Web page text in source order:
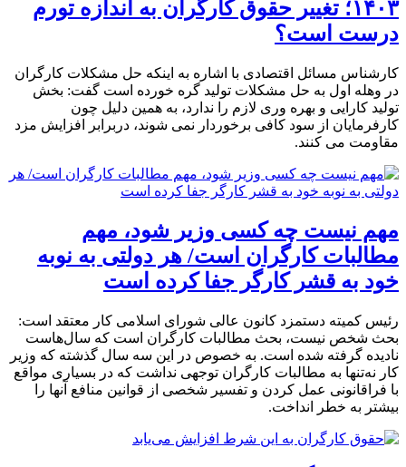
۱۴۰۳؛ تغییر حقوق کارگران به اندازه تورم
درست است؟
کارشناس مسائل اقتصادی با اشاره به اینکه حل مشکلات کارگران
در وهله اول به حل مشکلات تولید گره خورده است گفت: بخش
تولید کارایی و بهره وری لازم را ندارد، به همین دلیل چون
کارفرمایان از سود کافی برخوردار نمی شوند، دربرابر افزایش مزد
مقاومت می کنند.
مهم نیست چه کسی وزیر شود، مهم
مطالبات کارگران است/ هر دولتی به نوبه
خود به قشر کارگر جفا کرده است
رئیس کمیته دستمزد کانون عالی شورای اسلامی کار معتقد است:
بحث شخص نیست، بحث مطالبات کارگران است که سال‌هاست
نادیده گرفته شده است. به خصوص در این سه سال گذشته که وزیر
کار نه‌تنها به مطالبات کارگران توجهی نداشت که در بسیاری مواقع
با فراقانونی عمل کردن و تفسیر شخصی از قوانین منافع آنها را
بیشتر به خطر انداخت.